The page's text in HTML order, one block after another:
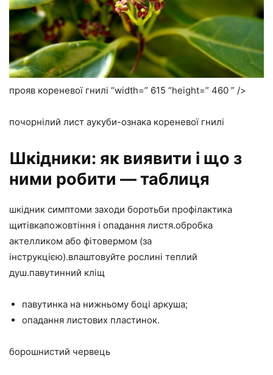
прояв кореневої гнилі “width=” 615 “height=” 460 ” />
почорнілий лист аукуби-ознака кореневої гнилі
Шкідники: як виявити і що з
ними робити — таблиця
шкідник симптоми заходи боротьби профілактика
щитівкапожовтіння і опадання листя.обробка
актелликом або фітовермом (за
інструкцією).влаштовуйте рослині теплий
душ.павутинний кліщ
павутинка на нижньому боці аркуша;
опадання листових пластинок.
борошнистий червець